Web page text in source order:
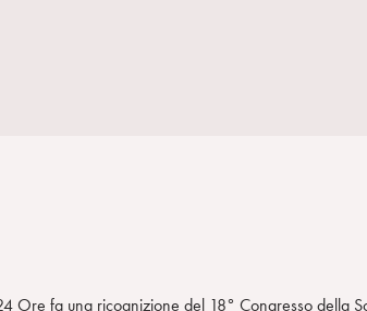
Ore fa una ricognizione del 18° Congresso della